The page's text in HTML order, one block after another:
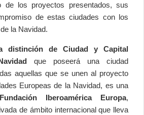
de los proyectos presentados, sus
de estas ciudades con los
la Navidad.
distinción de Ciudad y Capital
que poseerá una ciudad
aquellas que se unen al proyecto
Europeas de la Navidad, es una
Fundación Iberoamérica Europa,
de ámbito internacional que lleva